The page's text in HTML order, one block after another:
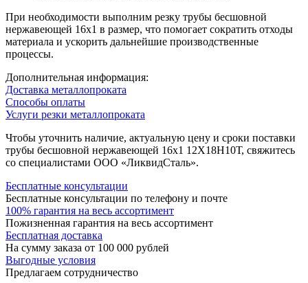
При необходимости выполним резку трубы бесшовной
нержавеющей 16х1 в размер, что помогает сократить отходы
материала и ускорить дальнейшие производственные
процессы.
Дополнительная информация:
Доставка металлопроката
Способы оплаты
Услуги резки металлопроката
Чтобы уточнить наличие, актуальную цену и сроки поставки
трубы бесшовной нержавеющей 16х1 12Х18Н10Т, свяжитесь
со специалистами ООО «ЛиквидСталь».
Бесплатные консультации
Бесплатные консультации по телефону и почте
100% гарантия на весь ассортимент
Пожизненная гарантия на весь ассортимент
Бесплатная доставка
На сумму заказа от 100 000 рублей
Выгодные условия
Предлагаем сотрудничество